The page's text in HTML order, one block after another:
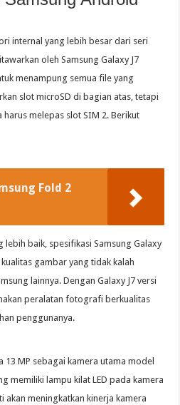
internal yang lebih besar dari seri
oleh Samsung Galaxy J7
menampung semua file yang
slot microSD di bagian atas, tetapi
melepas slot SIM 2. Berikut
Fold 2
lebih baik, spesifikasi Samsung Galaxy
gambar yang tidak kalah
lainnya. Dengan Galaxy J7 versi
peralatan fotografi berkualitas
penggunanya.
13 MP sebagai kamera utama model
memiliki lampu kilat LED pada kamera
akan meningkatkan kinerja kamera